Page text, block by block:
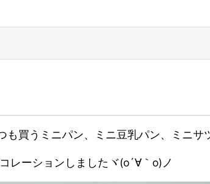
買うミニパン、ミニ豆乳パン、ミニ
レーションしましたヾ(o´∀｀o)ノ